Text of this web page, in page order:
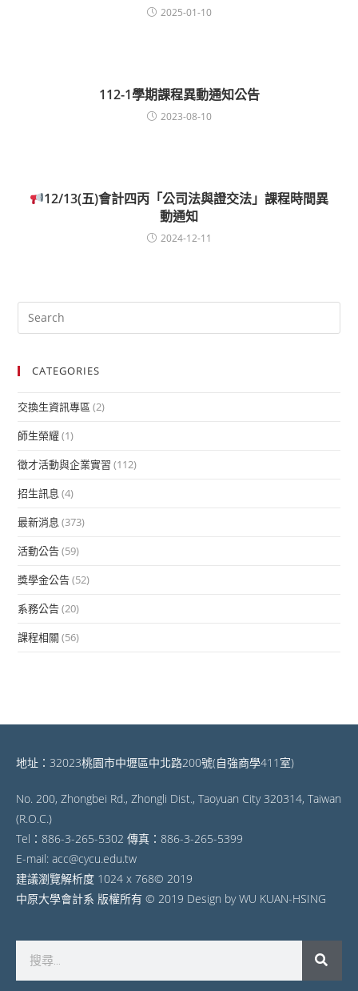
2025-01-10
112-1學期課程異動通知公告
2023-08-10
12/13(五)會計四丙「公司法與證交法」課程時間異
動通知
2024-12-11
CATEGORIES
交換生資訊專區 (2)
師生榮耀(1)
徵才活動與企業實習 (112)
招生訊息 (4)
最新消息 (373)
活動公告(59)
獎學金公告(52)
系務公告(20)
課程相關 (56)
地址：32023桃園市中壢區中北路200號(自強商學411室)
No. 200, Zhongbei Rd., Zhongli Dist., Taoyuan City 320314, Taiwan
(R.O.C.)
Tel：886-3-265-5302 傳真：886-3-265-5399
E-mail: acc@cycu.edu.tw
建議瀏覽解析度 1024 x 768© 2019
中原大學會計系 版權所有 © 2019 Design by WU KUAN-HSING